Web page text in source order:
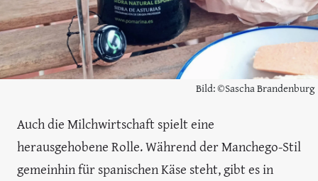
Bild: ©Sascha Brandenburg
Auch die Milchwirtschaft spielt eine
herausgehobene Rolle. Während der Manchego-Stil
gemeinhin für spanischen Käse steht, gibt es in